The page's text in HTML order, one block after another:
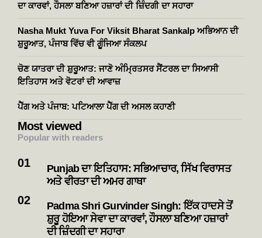
ਦਾ ਕਾਰਵਾਂ, ਹੌਸਲਾ ਬਣਿਆ ਹਜ਼ਾਰਾਂ ਦੀ ਜ਼ਿੰਦਗੀ ਦਾ ਸਹਾਰਾ
Nasha Mukt Yuva For Viksit Bharat Sankalp ਅਭਿਆਨ ਦੀ
ਸ਼ੁਰੂਆਤ, ਪੰਜਾਬ ਵਿੱਚ ਵੀ ਗੂੰਜਿਆ ਸੰਕਲਪ
ਚੋਣ ਯਾਤਰਾ ਦੀ ਸ਼ੁਰੂਆਤ: ਜਾਣੋ ਅੰਮ੍ਰਿਤਸਰ ਸੈਂਟਰਲ ਦਾ ਸਿਆਸੀ
ਇਤਿਹਾਸ ਅਤੇ ਵੋਟਰਾਂ ਦੀ ਆਵਾਜ਼
ਪੈੱਗ ਅਤੇ ਪੰਜਾਬ: ਪਟਿਆਲਾ ਪੈੱਗ ਦੀ ਅਸਲ ਕਹਾਣੀ
Most viewed
Popular with readers
Punjab ਦਾ ਇਤਿਹਾਸ: ਸਭਿਆਚਾਰ, ਸਿੱਖ ਵਿਰਾਸਤ
ਅਤੇ ਵੀਰਤਾ ਦੀ ਅਮਰ ਗਾਥਾ
Padma Shri Gurvinder Singh: ਇੱਕ ਹਾਦਸੇ ਤੋਂ
ਸ਼ੁਰੂ ਹੋਇਆ ਸੇਵਾ ਦਾ ਕਾਰਵਾਂ, ਹੌਸਲਾ ਬਣਿਆ ਹਜ਼ਾਰਾਂ
ਦੀ ਜ਼ਿੰਦਗੀ ਦਾ ਸਹਾਰਾ